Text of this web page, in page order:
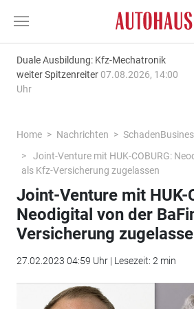
Duale Ausbildung: Kfz-Mechatronik
weiter Spitzenreiter 07.08.2026, 14:00
Uhr
Home Nachrichten
Joint-Venture mit HUK-COBURG:
als Kfz-Versicherung zugelassen
Joint-Venture mit HUK-
Neodigital von der
Versicherung
27.02.2023 04:59 Uhr | Lesezeit: 2 min